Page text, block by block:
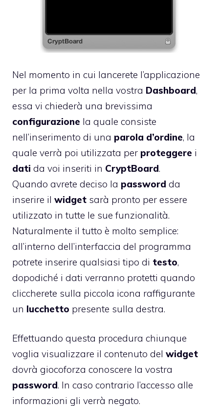
Nel momento in cui lancerete l’applicazione
per la prima volta nella vostra Dashboard,
essa vi chiederà una brevissima
configurazione la quale consiste
nell’inserimento di una parola d’ordine, la
quale verrà poi utilizzata per proteggere i
dati da voi inseriti in CryptBoard.
Quando avrete deciso la password da
inserire il widget sarà pronto per essere
utilizzato in tutte le sue funzionalità.
Naturalmente il tutto è molto semplice:
all’interno dell’interfaccia del programma
potrete inserire qualsiasi tipo di testo,
dopodiché i dati verranno protetti quando
cliccherete sulla piccola icona raffigurante
un lucchetto presente sulla destra.
Effettuando questa procedura chiunque
voglia visualizzare il contenuto del widget
dovrà giocoforza conoscere la vostra
password. In caso contrario l’accesso alle
informazioni gli verrà negato.